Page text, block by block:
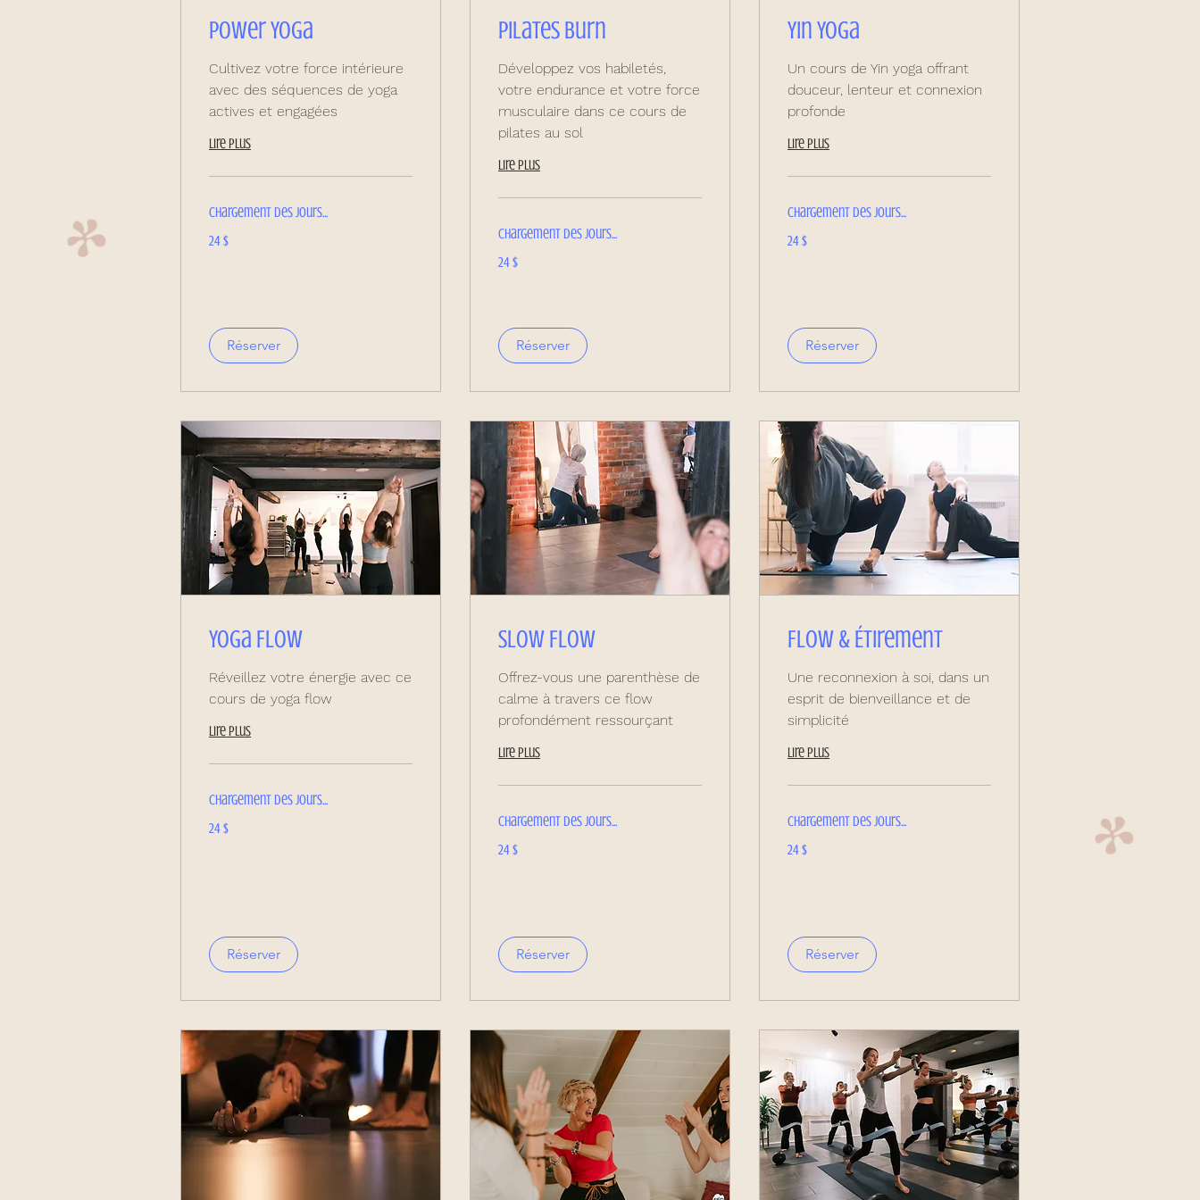
Power Yoga
Cultivez votre force intérieure
avec des séquences de yoga
actives et engagées
Lire plus
Chargement des jours...
canadiens
24 $
Réserver
Pilates Burn
Développez vos habiletés,
votre endurance et votre force
musculaire dans ce cours de
pilates au sol
Lire plus
Chargement des jours...
canadiens
24 $
Réserver
Yin Yoga
Un cours de Yin yoga offrant
douceur, lenteur et connexion
profonde
Lire plus
Chargement des jours...
canadiens
24 $
Réserver
Yoga Flow
Réveillez votre énergie avec ce
cours de yoga flow
Lire plus
Chargement des jours...
canadiens
24 $
Réserver
Slow Flow
Offrez-vous une parenthèse de
calme à travers ce flow
profondément ressourçant
Lire plus
Chargement des jours...
canadiens
24 $
Réserver
Flow & Étirement
Une reconnexion à soi, dans un
esprit de bienveillance et de
simplicité
Lire plus
Chargement des jours...
canadiens
24 $
Réserver